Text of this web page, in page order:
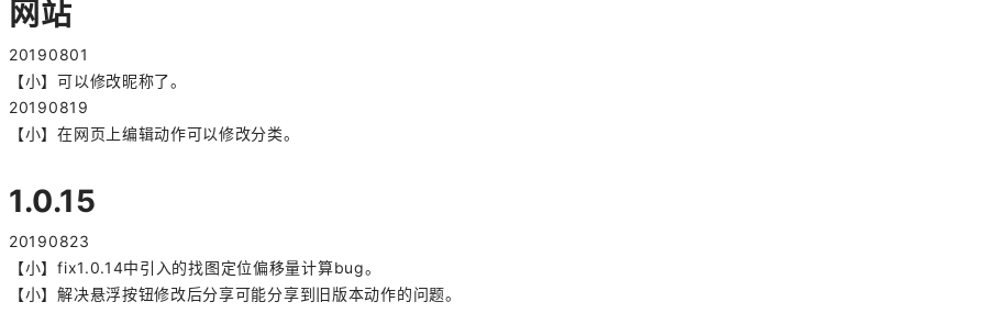
网站
20190801
【小】可以修改昵称了。
20190819
【小】在网页上编辑动作可以修改分类。
1.0.15
20190823
【小】fix1.0.14中引入的找图定位偏移量计算bug。
【小】解决悬浮按钮修改后分享可能分享到旧版本动作的问题。